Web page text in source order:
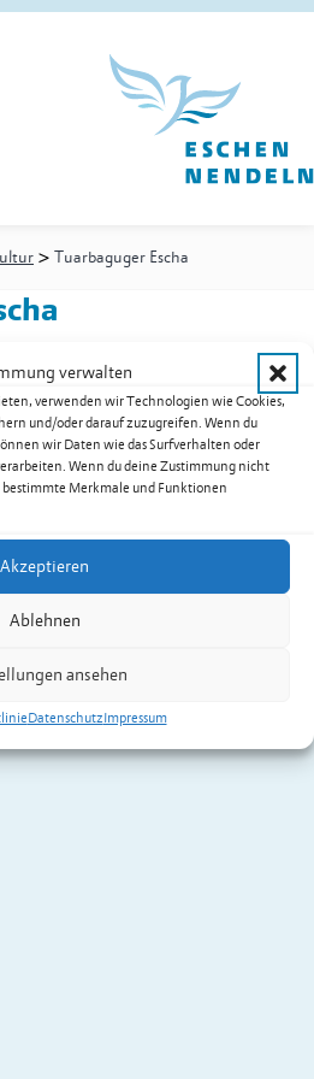
verwalten
verwenden wir Technologien wie Cookies,
und/oder darauf zuzugreifen. Wenn du
wir Daten wie das Surfverhalten oder
Wenn du deine Zustimmung nicht
Merkmale und Funktionen
Akzeptieren
Ablehnen
ansehen
DatenschutzImpressum
> Tuarbaguger Escha